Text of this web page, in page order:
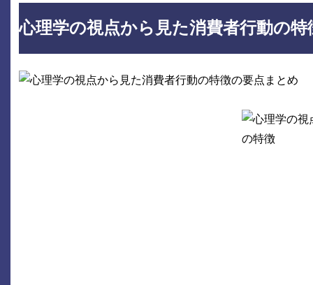
心理学の視点から見た消費者行動の特